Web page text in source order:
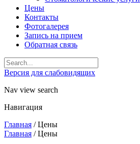
Цены
Контакты
Фотогалерея
Запись на прием
Обратная связь
Версия для слабовидящих
Nav view search
Навигация
Главная /Цены
Главная /Цены